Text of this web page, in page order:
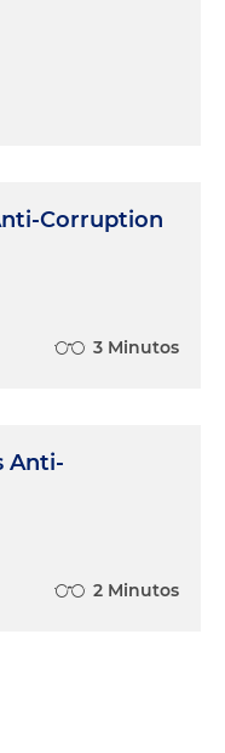
Corruption
3 Minutos
Anti-
2 Minutos